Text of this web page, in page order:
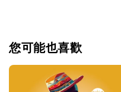
您可能也喜歡